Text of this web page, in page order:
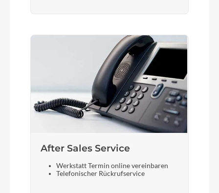
After Sales Service
Werkstatt Termin online vereinbaren
Telefonischer Rückrufservice